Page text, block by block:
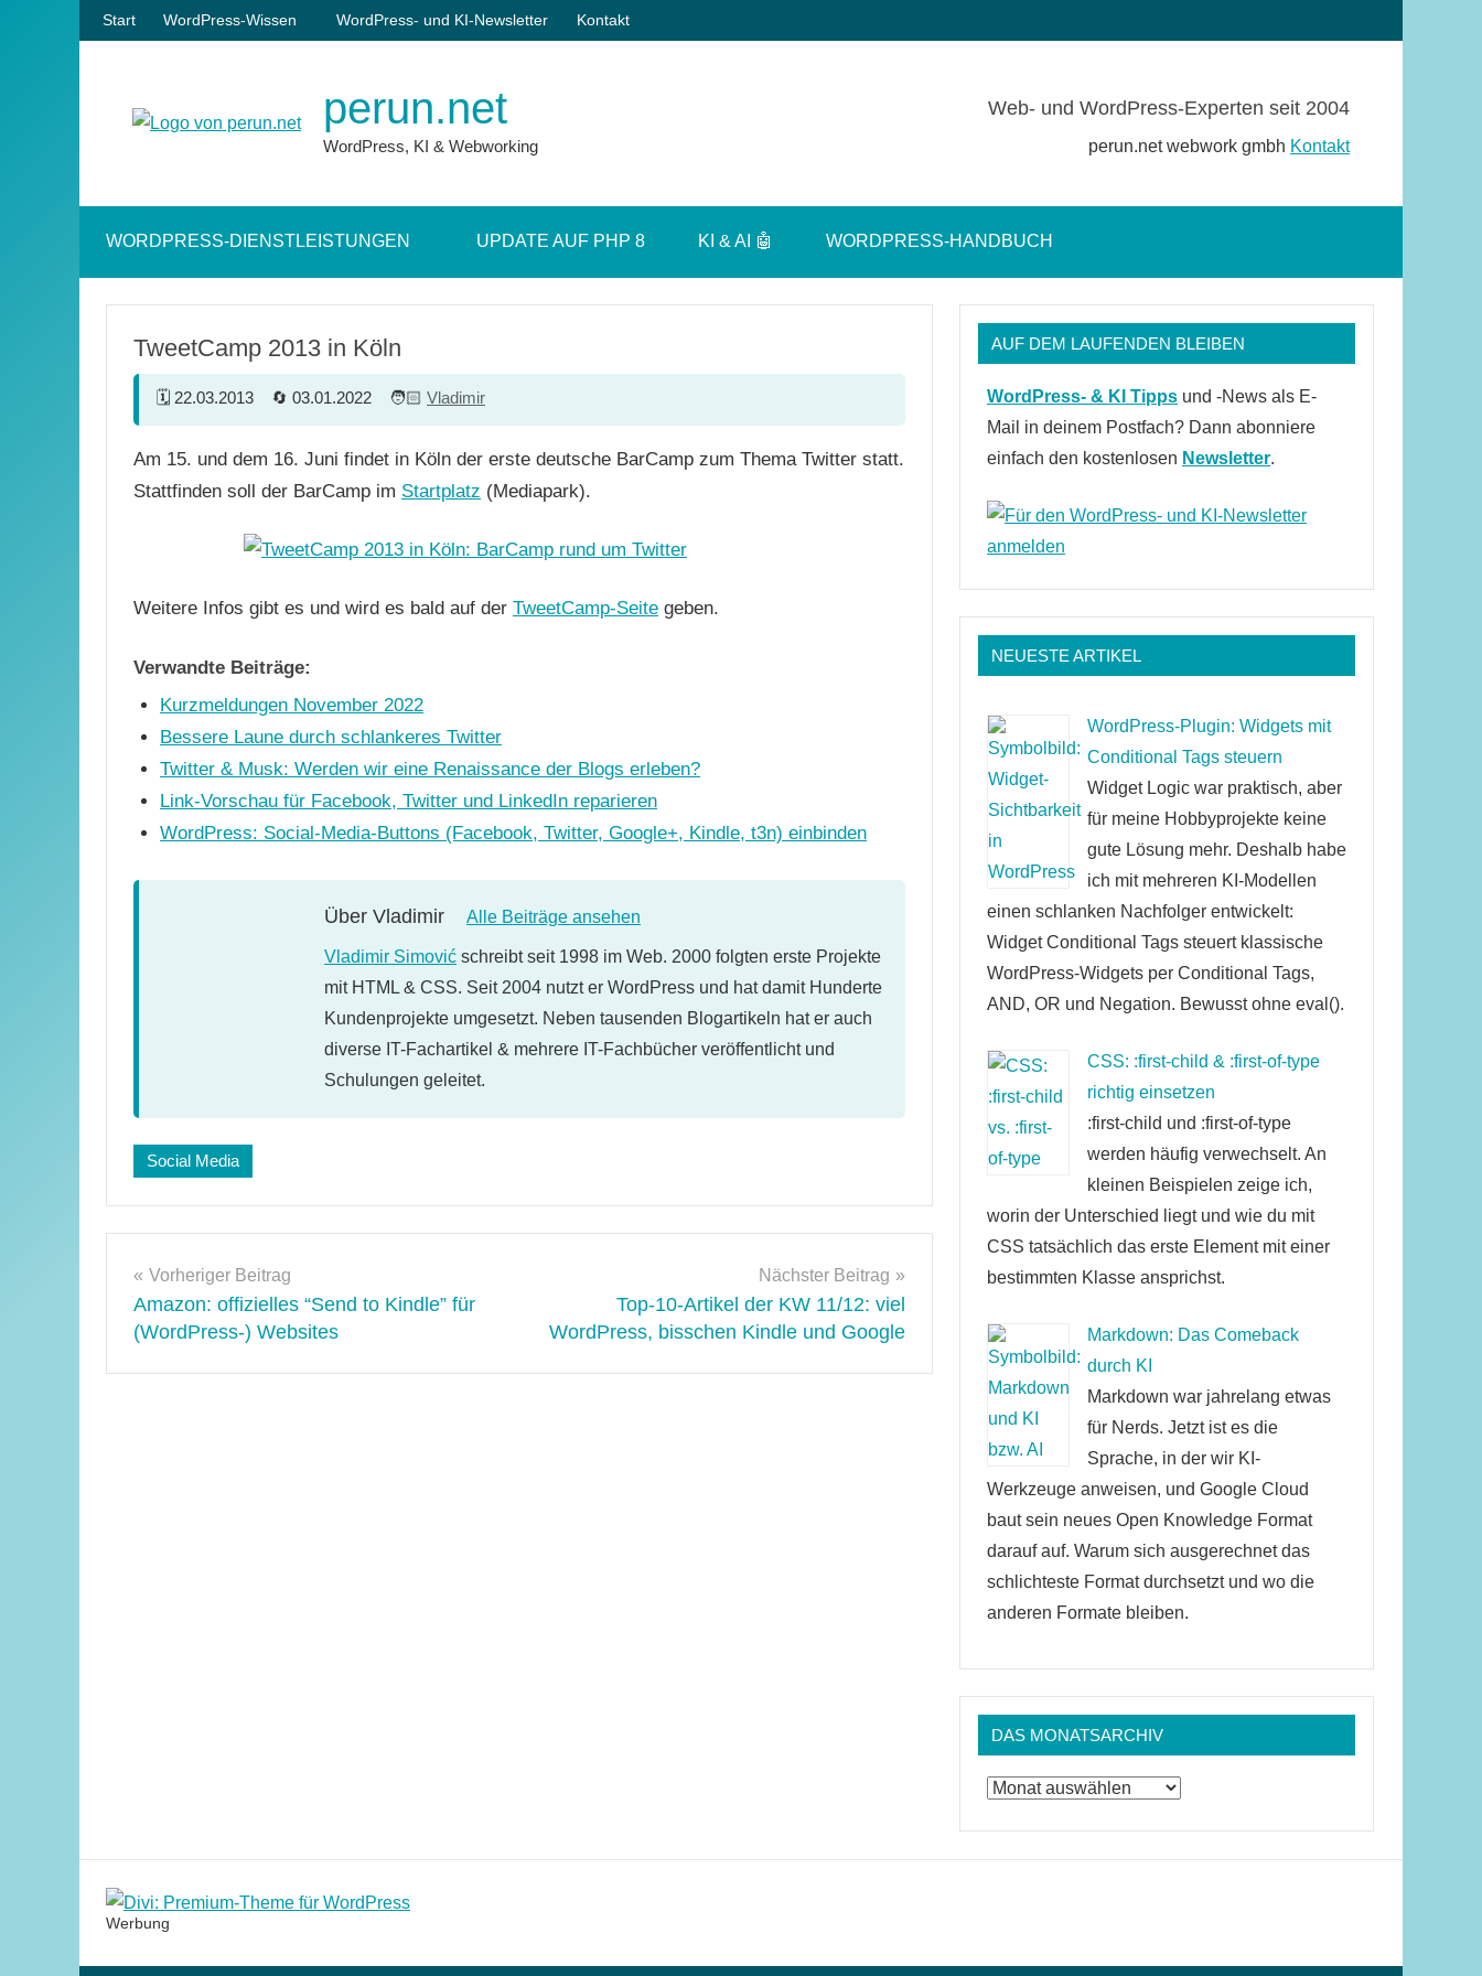
Zum
Inhalt
Start WordPress-Wissen WordPress- und KI-Newsletter Kontakt
perun.net
WordPress, KI & Webworking
Web- und WordPress-Experten seit 2004
perun.net webwork gmbh Kontakt
öffnen
WORDPRESS-DIENSTLEISTUNGEN UPDATE AUF PHP 8 KI & AI 🤖 WORDPRESS-HANDBUCH
TweetCamp 2013 in Köln
22.03.2013 03.01.2022 Vladimir
Am 15. und dem 16. Juni findet in Köln der erste deutsche BarCamp zum Thema Twitter statt.
Stattfinden soll der BarCamp im Startplatz (Mediapark).
Weitere Infos gibt es und wird es bald auf der TweetCamp-Seite geben.
Verwandte Beiträge:
Kurzmeldungen November 2022
Bessere Laune durch schlankeres Twitter
Twitter & Musk: Werden wir eine Renaissance der Blogs erleben?
Link-Vorschau für Facebook, Twitter und LinkedIn reparieren
WordPress: Social-Media-Buttons (Facebook, Twitter, Google+, Kindle, t3n) einbinden
Über Vladimir Alle Beiträge ansehen
Vladimir Simović schreibt seit 1998 im Web. 2000 folgten erste Projekte
mit HTML & CSS. Seit 2004 nutzt er WordPress und hat damit Hunderte
Kundenprojekte umgesetzt. Neben tausenden Blogartikeln hat er auch
diverse IT-Fachartikel & mehrere IT-Fachbücher veröffentlicht und
Schulungen geleitet.
Schlagwörter:
Social Media
Beitragsnavigation
Vorheriger Beitrag
Amazon: offizielles “Send to Kindle” für
(WordPress-) Websites
Nächster Beitrag
Top-10-Artikel der KW 11/12: viel
WordPress, bisschen Kindle und Google
AUF DEM LAUFENDEN BLEIBEN
WordPress- & KI Tipps und -News als E-
Mail in deinem Postfach? Dann abonniere
einfach den kostenlosen Newsletter.
NEUESTE ARTIKEL
WordPress-Plugin: Widgets mit
Conditional Tags steuern
Widget Logic war praktisch, aber
für meine Hobbyprojekte keine
gute Lösung mehr. Deshalb habe
ich mit mehreren KI-Modellen
einen schlanken Nachfolger entwickelt:
Widget Conditional Tags steuert klassische
WordPress-Widgets per Conditional Tags,
AND, OR und Negation. Bewusst ohne eval().
CSS: :first-child & :first-of-type
richtig einsetzen
:first-child und :first-of-type
werden häufig verwechselt. An
kleinen Beispielen zeige ich,
worin der Unterschied liegt und wie du mit
CSS tatsächlich das erste Element mit einer
bestimmten Klasse ansprichst.
Markdown: Das Comeback
durch KI
Markdown war jahrelang etwas
für Nerds. Jetzt ist es die
Sprache, in der wir KI-
Werkzeuge anweisen, und Google Cloud
baut sein neues Open Knowledge Format
darauf auf. Warum sich ausgerechnet das
schlichteste Format durchsetzt und wo die
anderen Formate bleiben.
DAS MONATSARCHIV
Das
Werbung